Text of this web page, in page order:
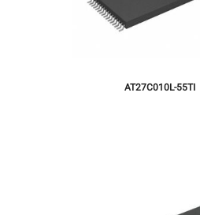
AT27C010L-55TI